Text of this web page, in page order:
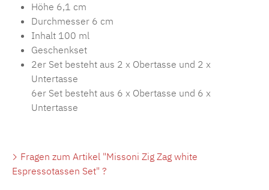
Höhe 6,1 cm
Durchmesser 6 cm
Inhalt 100 ml
Geschenkset
2er Set besteht aus 2 x Obertasse und 2 x
Untertasse
6er Set besteht aus 6 x Obertasse und 6 x
Untertasse
Fragen zum Artikel "Missoni Zig Zag white
Espressotassen Set" ?